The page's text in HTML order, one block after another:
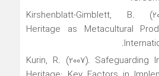
Kirshenblatt-Gimblett, B.
Heritage as Metacultural
Kurin, R. (2007). Safeguarding